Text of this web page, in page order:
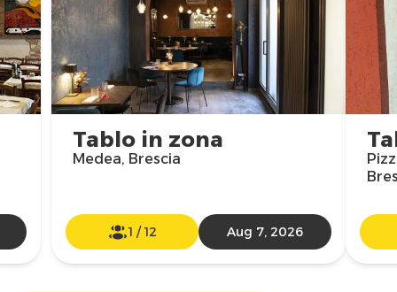
Tablo in zona
Medea, Brescia
1 /12 Aug 7, 2026